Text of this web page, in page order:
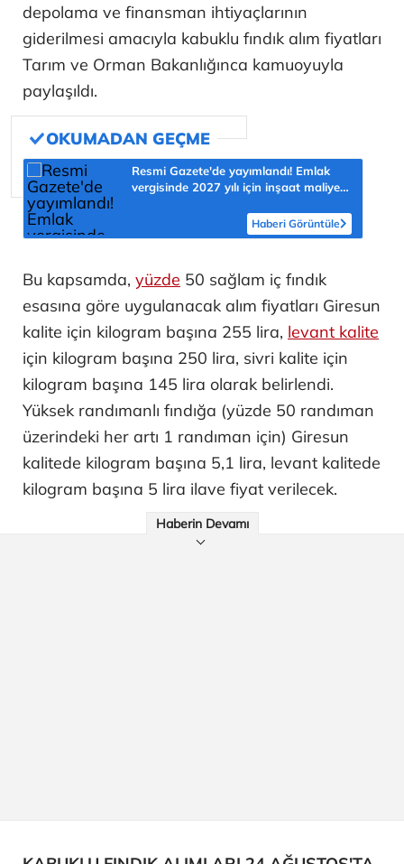
depolama ve finansman ihtiyaçlarının
giderilmesi amacıyla kabuklu fındık alım fiyatları
Tarım ve Orman Bakanlığınca kamuoyuyla
paylaşıldı.
Resmi Gazete'de yayımlandı! Emlak
vergisinde 2027 yılı için inşaat maliyet
Haberi Görüntüle
Bu kapsamda, yüzde 50 sağlam iç fındık
esasına göre uygulanacak alım fiyatları Giresun
kalite için kilogram başına 255 lira, levant kalite
için kilogram başına 250 lira, sivri kalite için
kilogram başına 145 lira olarak belirlendi.
Yüksek randımanlı fındığa (yüzde 50 randıman
üzerindeki her artı 1 randıman için) Giresun
kalitede kilogram başına 5,1 lira, levant kalitede
kilogram başına 5 lira ilave fiyat verilecek.
Haberin Devamı